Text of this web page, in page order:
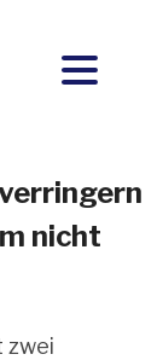
nicht
zwei